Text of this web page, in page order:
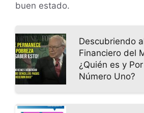
buen estado.
Descubriendo
Financiero del
¿Quién es y
Número Uno?